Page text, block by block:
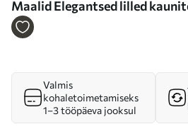
Maalid Elegantsed lilled
s37440
Valmis
kohaletoimetamiseks
1–3 tööpäeva jooksul